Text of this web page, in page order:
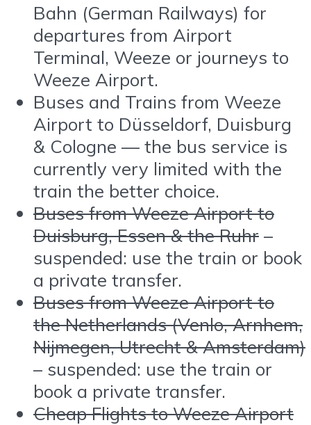
Bahn (German Railways) for
departures from Airport
Terminal, Weeze or journeys to
Weeze Airport.
Buses and Trains from Weeze
Airport to Düsseldorf, Duisburg
& Cologne — the bus service is
currently very limited with the
train the better choice.
Buses from Weeze Airport to
Duisburg, Essen & the Ruhr –
suspended: use the train or book
a private transfer.
Buses from Weeze Airport to
the Netherlands (Venlo, Arnhem,
Nijmegen, Utrecht & Amsterdam)
– suspended: use the train or
book a private transfer.
Cheap Flights to Weeze Airport